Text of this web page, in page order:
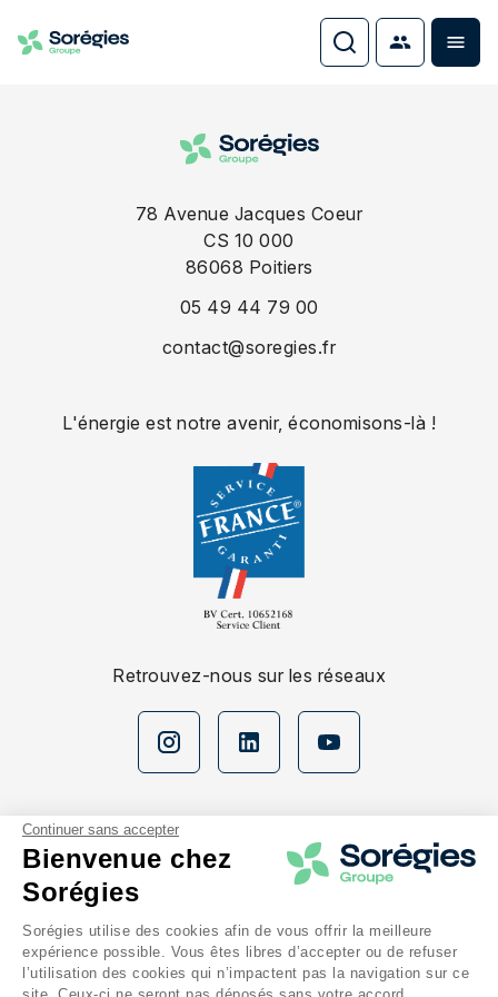
Continuer sans accepter
Bienvenue chez
Sorégies
Sorégies utilise des cookies afin de vous offrir la meilleure
expérience possible. Vous êtes libres d’accepter ou de refuser
l’utilisation des cookies qui n’impactent pas la navigation sur ce
site. Ceux-ci ne seront pas déposés sans votre accord.
78 Avenue Jacques Coeur
CS 10 000
86068 Poitiers
05 49 44 79 00
contact@soregies.fr
Nos espaces
En savoir plus
Retrouvez-nous sur les réseaux
L'énergie est notre avenir, économisons-là !